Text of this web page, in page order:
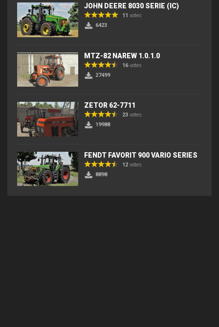
JOHN DEERE 8030 SERIE (IC)
11 votes
6423
MTZ-82 NAREW 1.0.1.0
16votes
27499
ZETOR 62-7711
23 votes
19988
FENDT FAVORIT 900 VARIO SERIES
12 votes
8898